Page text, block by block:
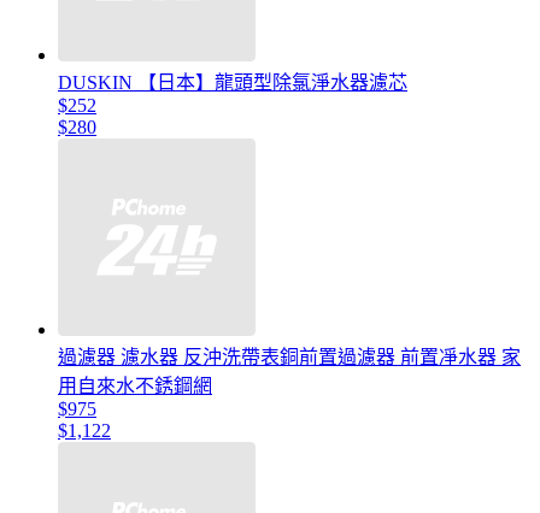
DUSKIN 【日本】龍頭型除氯淨水器濾芯
$252
$280
過濾器 濾水器 反沖洗帶表銅前置過濾器 前置凈水器 家
用自來水不銹鋼網
$975
$1,122